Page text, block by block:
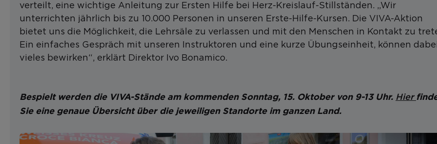
verteilt, eine wichtige Anleitung zur Ersten Hilfe bei Herz-Kreislauf-Stillständen. „Wir
unterrichten jährlich bis zu 10.000 Personen in unseren Erste-Hilfe-Kursen. Die VIVA-Aktion
bietet uns die Möglichkeit, die Lehrsäle zu verlassen und mit den Menschen in Kontakt zu
Ein einfaches Gespräch mit unseren Instruktoren und eine kurze Übungseinheit, können
vieles bewirken“, erklärt Direktor Ivo Bonamico.
Bespielt werden die VIVA-Stände am kommenden Sonntag, 15. Oktober von 9-13 Uhr. Hier
Sie eine genaue Übersicht über die jeweiligen Standorte im ganzen Land.